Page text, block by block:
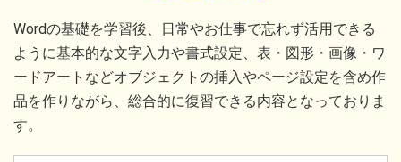
Wordの基礎を学習後、日常やお仕事で忘れず活用できる
ように基本的な文字入力や書式設定、表・図形・画像・ワ
ードアートなどオブジェクトの挿入やページ設定を含め作
品を作りながら、総合的に復習できる内容となっておりま
す。